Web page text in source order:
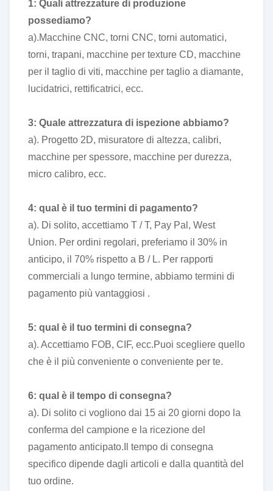
1: Quali attrezzature di produzione
possediamo?
a).Macchine CNC, torni CNC, torni automatici,
torni, trapani, macchine per texture CD, macchine
per il taglio di viti, macchine per taglio a diamante,
lucidatrici, rettificatrici, ecc.
3: Quale attrezzatura di ispezione abbiamo?
a). Progetto 2D, misuratore di altezza, calibri,
macchine per spessore, macchine per durezza,
micro calibro, ecc.
4: qual è il tuo termini di pagamento?
a). Di solito, accettiamo T / T, Pay Pal, West
Union. Per ordini regolari, preferiamo il 30% in
anticipo, il 70% rispetto a B / L. Per rapporti
commerciali a lungo termine, abbiamo termini di
pagamento più vantaggiosi .
5: qual è il tuo termini di consegna?
a). Accettiamo FOB, CIF, ecc.Puoi scegliere quello
che è il più conveniente o conveniente per te.
6: qual è il tempo di consegna?
a). Di solito ci vogliono dai 15 ai 20 giorni dopo la
conferma del campione e la ricezione del
pagamento anticipato.Il tempo di consegna
specifico dipende dagli articoli e dalla quantità del
tuo ordine.